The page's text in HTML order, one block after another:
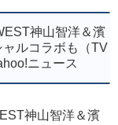
神山智洋＆濱
ルコラボも（TV
ニュース
神山智洋＆濱